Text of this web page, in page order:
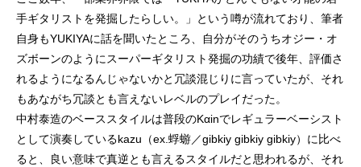
手ギタリストを発掘したらしい。」という噂が流れており、筆者
自身もYUKIYAに話を聞いたところ、自分がそのうちオジー・オ
ズボーンのようにスーパーギタリスト発掘の功績で後年、評価さ
れるようになるんじゃないかと冗談混じりに言っていたが、それ
もあながち冗談とも言えないレベルのプレイだった。
中村泰造のベーススタイルは普段のKαinでレギュラーベーシスト
として演奏しているkazu（ex.蜉蝣／gibkiy gibkiy gibkiy）に比べ
ると、良い意味で真逆とも言えるスタイルだと思われるが、それ